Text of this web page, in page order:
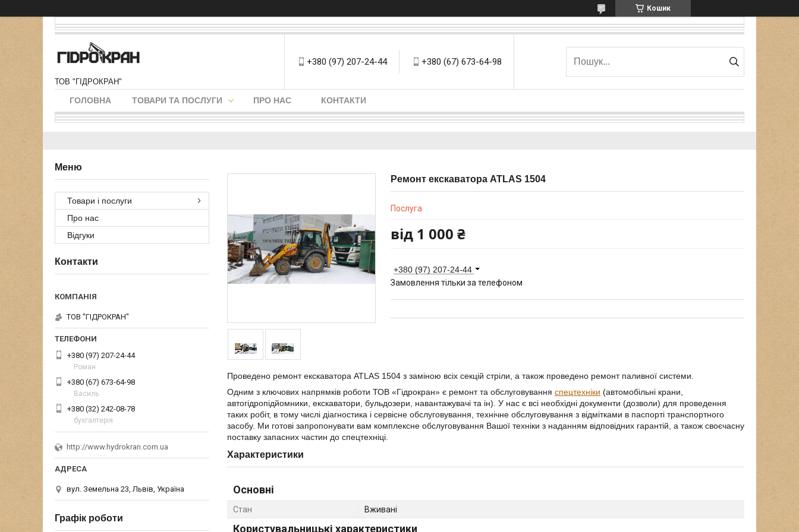
Кошик
ТОВ "ГІДРОКРАН"
+380 (97) 207-24-44 +380 (67) 673-64-98
ГОЛОВНА ТОВАРИ ТА ПОСЛУГИ ПРО НАС КОНТАКТИ
Ремонт екскаватора ATLAS 1504
Послуга
від 1 000 ₴
+380 (97) 207-24-44
Замовлення тільки за телефоном
Проведено ремонт екскаватора ATLAS 1504 з заміною всіх секцій стріли, а також проведено ремонт паливної системи.
Одним з ключових напрямків роботи ТОВ «Гідрокран» є ремонт та обслуговування спецтехніки (автомобільні крани,
автогідропідйомники, екскаватори, бульдозери, навантажувачі та ін). У нас є всі необхідні документи (дозволи) для проведення
таких робіт, в тому числі діагностика і сервісне обслуговування, технічне обслуговування з відмітками в паспорті транспортного
засобу. Ми готові запропонувати вам комплексне обслуговування Вашої техніки з наданням відповідних гарантій, а також своєчасну
поставку запасних частин до спецтехніці.
Характеристики
Основні
Стан Вживані
Користувальницькі характеристики
Товари і послуги
Про нас
Відгуки
Контакти
ТОВ "ГІДРОКРАН"
+380 (97) 207-24-44
Роман
+380 (67) 673-64-98
Василь
+380 (32) 242-08-78
бухгалтерія
http://www.hydrokran.com.ua
вул. Земельна 23, Львів, Україна
Графік роботи